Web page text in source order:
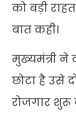
को बड़ी
बात कही।
मुख्यमंत्री ने
छोटा है उसे
रोजगार शुरू